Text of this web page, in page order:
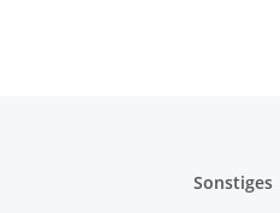
Sonstiges